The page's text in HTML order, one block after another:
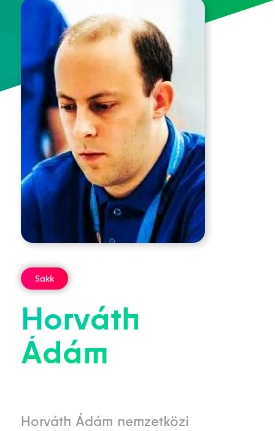
Sakk
Horváth
Ádám
Horváth Ádám nemzetközi